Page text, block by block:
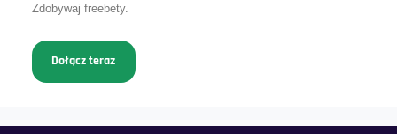
Zdobywaj freebety.
Dołącz teraz